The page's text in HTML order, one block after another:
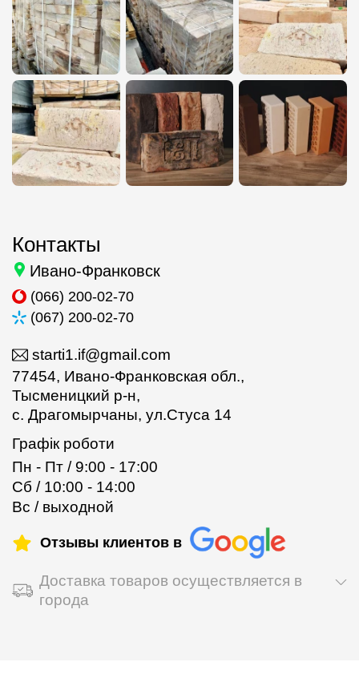
Контакты
Ивано-Франковск
(066) 200-02-70
(067) 200-02-70
starti1.if@gmail.com
77454, Ивано-Франковская обл.,
Тысменицкий р-н,
с. Драгомырчаны, ул.Стуса 14
Графік роботи
Пн - Пт / 9:00 - 17:00
Сб / 10:00 - 14:00
Вс / выходной
Отзывы клиентов в
Доставка товаров осуществляется в
города